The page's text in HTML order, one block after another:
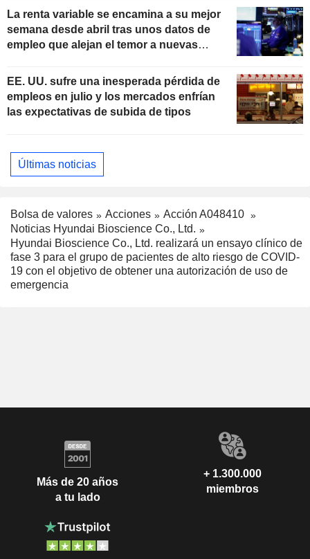
La renta variable se encamina a su mejor
semana desde abril tras unos datos de
empleo que alejan el temor a nuevas
EE. UU. sufre una inesperada pérdida de
empleos en julio y los mercados enfrían
las expectativas de subida de tipos
Últimas noticias
Bolsa de valores Acciones
Acción A048410
Noticias Hyundai Bioscience Co., Ltd.
Hyundai Bioscience Co., Ltd. realizará un ensayo clínico de
fase 3 para el grupo de pacientes de alto riesgo de COVID-
19 con el objetivo de obtener una autorización de uso de
emergencia
Más de 20 años
a tu lado
+ 1.300.000
miembros